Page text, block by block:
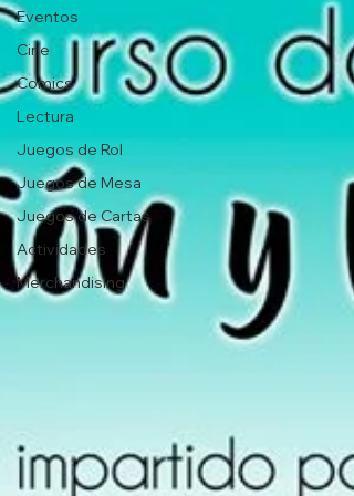
Eventos
Cine
Comics
Lectura
Juegos de Rol
Juegos de Mesa
Juegos de Cartas
Actividades
Merchandising